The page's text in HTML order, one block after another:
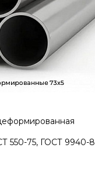
550-75, ГОСТ 9940-